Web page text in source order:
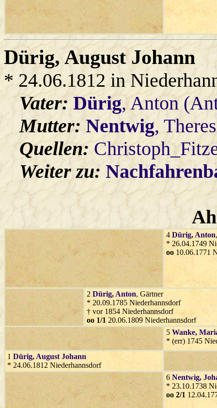
Dürig, August Johann
* 24.06.1812 in
Vater:Dürig, Anton
Mutter:Nentwig,
Quellen:
Weiter zu:
4 Dürig, Anton
* 26.04.1749
oo 10.06.1771
2 Dürig, Anton, Gärtner
* 20.09.1785 Niederhannsdorf
† vor 1854 Niederhannsdorf
oo 1/1 20.06.1809 Niederhannsdorf
5 Wanke,
* (err) 1745
1 Dürig, August Johann
* 24.06.1812 Niederhannsdorf
6 Nentwig,
* 23.10.1738
oo 2/1